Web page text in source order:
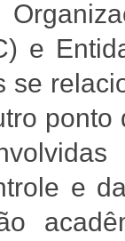
e
se
e